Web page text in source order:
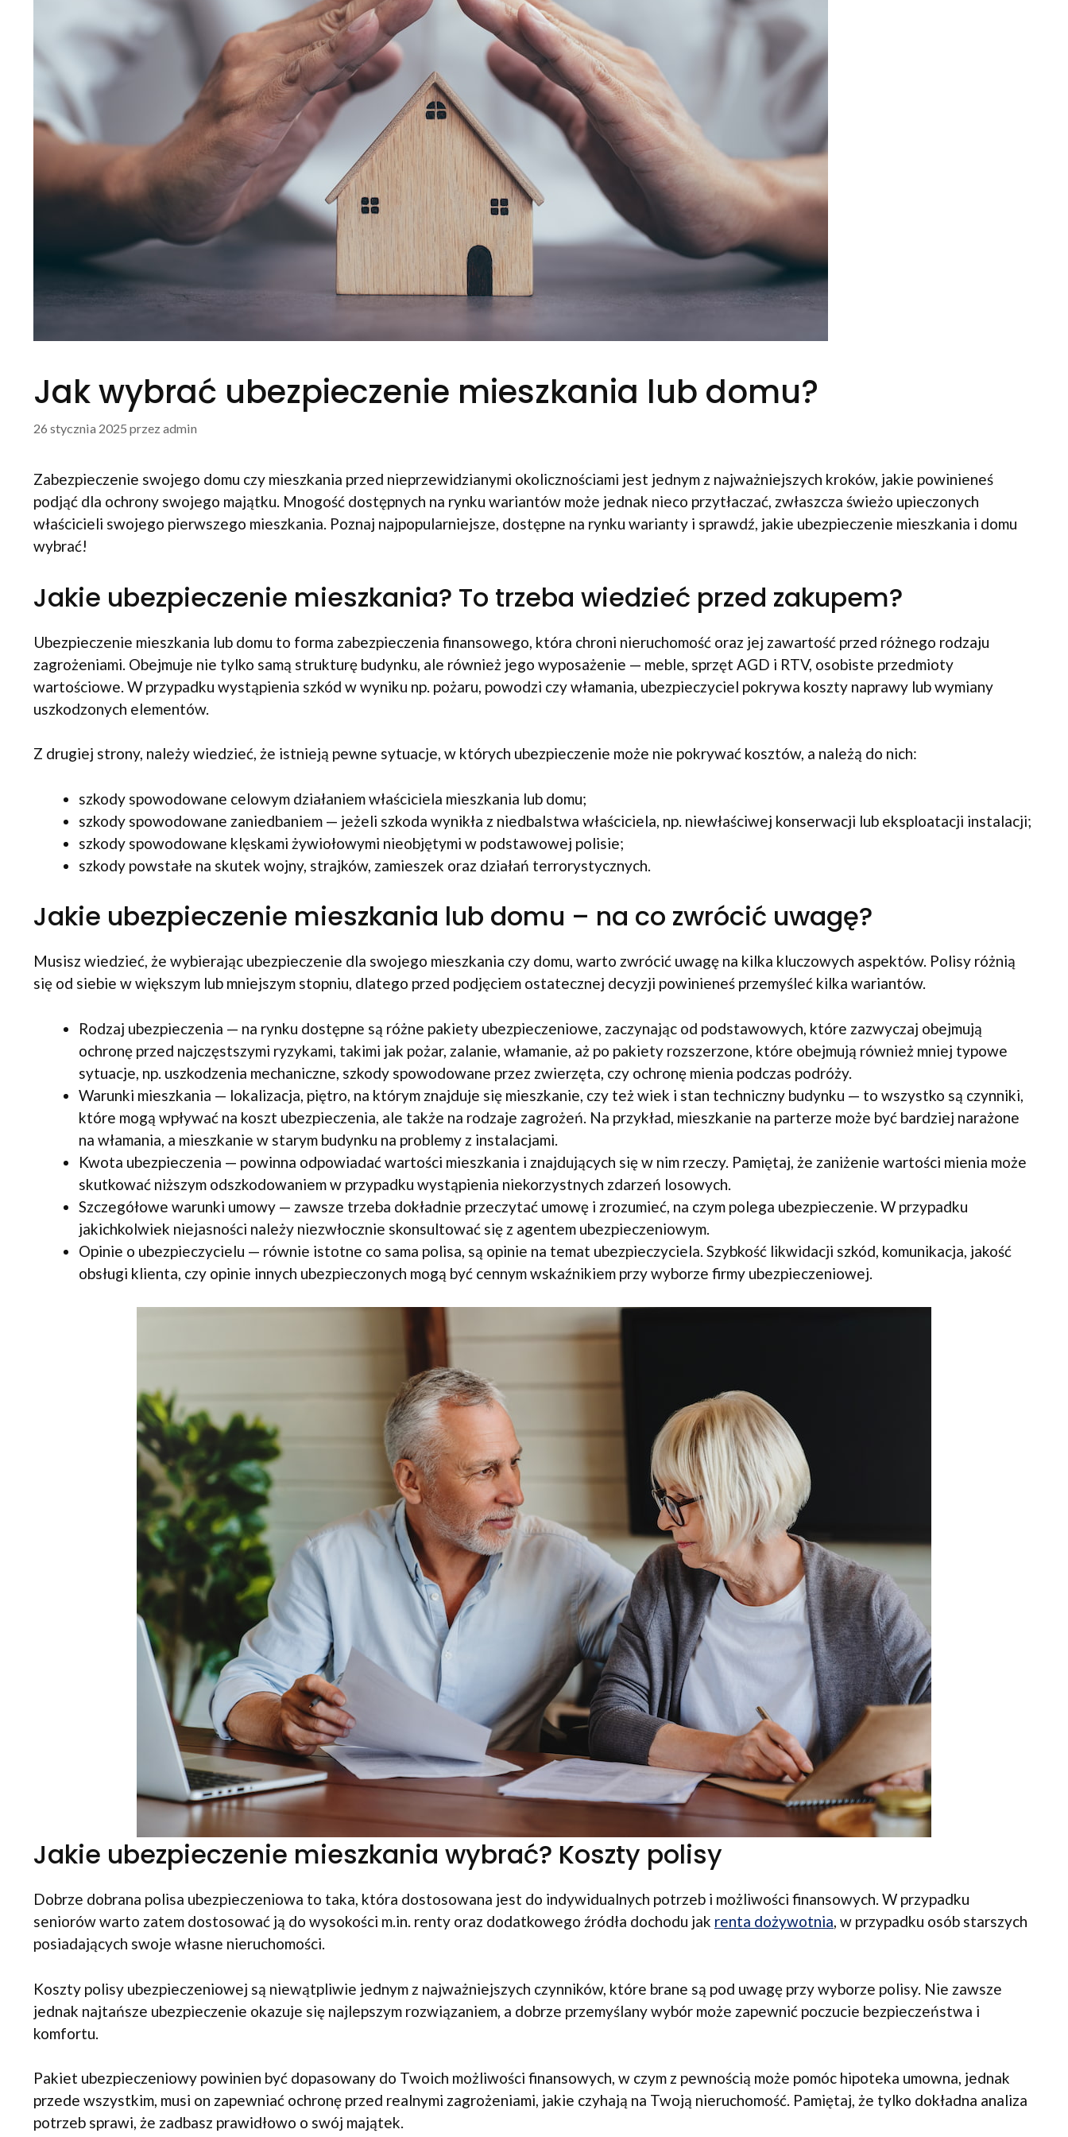
Jak wybrać ubezpieczenie mieszkania lub domu?
26 stycznia 2025 przez admin
Zabezpieczenie swojego domu czy mieszkania przed nieprzewidzianymi okolicznościami jest jednym z najważniejszych kroków, jakie powinieneś
podjąć dla ochrony swojego majątku. Mnogość dostępnych na rynku wariantów może jednak nieco przytłaczać, zwłaszcza świeżo upieczonych
właścicieli swojego pierwszego mieszkania. Poznaj najpopularniejsze, dostępne na rynku warianty i sprawdź, jakie ubezpieczenie mieszkania i domu
wybrać!
Jakie ubezpieczenie mieszkania? To trzeba wiedzieć przed zakupem?
Ubezpieczenie mieszkania lub domu to forma zabezpieczenia finansowego, która chroni nieruchomość oraz jej zawartość przed różnego rodzaju
zagrożeniami. Obejmuje nie tylko samą strukturę budynku, ale również jego wyposażenie — meble, sprzęt AGD i RTV, osobiste przedmioty
wartościowe. W przypadku wystąpienia szkód w wyniku np. pożaru, powodzi czy włamania, ubezpieczyciel pokrywa koszty naprawy lub wymiany
uszkodzonych elementów.
Z drugiej strony, należy wiedzieć, że istnieją pewne sytuacje, w których ubezpieczenie może nie pokrywać kosztów, a należą do nich:
szkody spowodowane celowym działaniem właściciela mieszkania lub domu;
szkody spowodowane zaniedbaniem — jeżeli szkoda wynikła z niedbalstwa właściciela, np. niewłaściwej konserwacji lub eksploatacji instalacji;
szkody spowodowane klęskami żywiołowymi nieobjętymi w podstawowej polisie;
szkody powstałe na skutek wojny, strajków, zamieszek oraz działań terrorystycznych.
Jakie ubezpieczenie mieszkania lub domu – na co zwrócić uwagę?
Musisz wiedzieć, że wybierając ubezpieczenie dla swojego mieszkania czy domu, warto zwrócić uwagę na kilka kluczowych aspektów. Polisy różnią
się od siebie w większym lub mniejszym stopniu, dlatego przed podjęciem ostatecznej decyzji powinieneś przemyśleć kilka wariantów.
Rodzaj ubezpieczenia — na rynku dostępne są różne pakiety ubezpieczeniowe, zaczynając od podstawowych, które zazwyczaj obejmują
ochronę przed najczęstszymi ryzykami, takimi jak pożar, zalanie, włamanie, aż po pakiety rozszerzone, które obejmują również mniej typowe
sytuacje, np. uszkodzenia mechaniczne, szkody spowodowane przez zwierzęta, czy ochronę mienia podczas podróży.
Warunki mieszkania — lokalizacja, piętro, na którym znajduje się mieszkanie, czy też wiek i stan techniczny budynku — to wszystko są czynniki,
które mogą wpływać na koszt ubezpieczenia, ale także na rodzaje zagrożeń. Na przykład, mieszkanie na parterze może być bardziej narażone
na włamania, a mieszkanie w starym budynku na problemy z instalacjami.
Kwota ubezpieczenia — powinna odpowiadać wartości mieszkania i znajdujących się w nim rzeczy. Pamiętaj, że zaniżenie wartości mienia może
skutkować niższym odszkodowaniem w przypadku wystąpienia niekorzystnych zdarzeń losowych.
Szczegółowe warunki umowy — zawsze trzeba dokładnie przeczytać umowę i zrozumieć, na czym polega ubezpieczenie. W przypadku
jakichkolwiek niejasności należy niezwłocznie skonsultować się z agentem ubezpieczeniowym.
Opinie o ubezpieczycielu — równie istotne co sama polisa, są opinie na temat ubezpieczyciela. Szybkość likwidacji szkód, komunikacja, jakość
obsługi klienta, czy opinie innych ubezpieczonych mogą być cennym wskaźnikiem przy wyborze firmy ubezpieczeniowej.
Jakie ubezpieczenie mieszkania wybrać? Koszty polisy
Dobrze dobrana polisa ubezpieczeniowa to taka, która dostosowana jest do indywidualnych potrzeb i możliwości finansowych. W przypadku
seniorów warto zatem dostosować ją do wysokości m.in. renty oraz dodatkowego źródła dochodu jak renta dożywotnia, w przypadku osób starszych
posiadających swoje własne nieruchomości.
Koszty polisy ubezpieczeniowej są niewątpliwie jednym z najważniejszych czynników, które brane są pod uwagę przy wyborze polisy. Nie zawsze
jednak najtańsze ubezpieczenie okazuje się najlepszym rozwiązaniem, a dobrze przemyślany wybór może zapewnić poczucie bezpieczeństwa i
komfortu.
Pakiet ubezpieczeniowy powinien być dopasowany do Twoich możliwości finansowych, w czym z pewnością może pomóc hipoteka umowna, jednak
przede wszystkim, musi on zapewniać ochronę przed realnymi zagrożeniami, jakie czyhają na Twoją nieruchomość. Pamiętaj, że tylko dokładna analiza
potrzeb sprawi, że zadbasz prawidłowo o swój majątek.